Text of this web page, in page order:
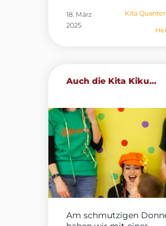
18. März
2025
Kita
Auch die Kita Kiku...
Am schmutzigen